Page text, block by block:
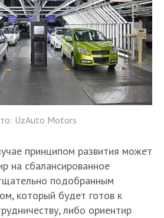
UzAuto Motors
принципом развития может
на сбалансированное
подобранным
который будет готов к
либо ориентир